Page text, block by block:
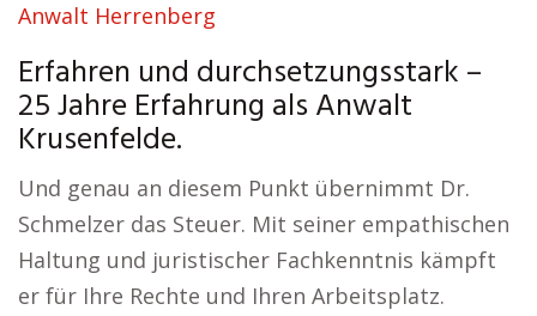
Anwalt Herrenberg
Erfahren und durchsetzungsstark –
25 Jahre Erfahrung als Anwalt
Krusenfelde.
Und genau an diesem Punkt übernimmt Dr.
Schmelzer das Steuer. Mit seiner empathischen
Haltung und juristischer Fachkenntnis kämpft
er für Ihre Rechte und Ihren Arbeitsplatz.